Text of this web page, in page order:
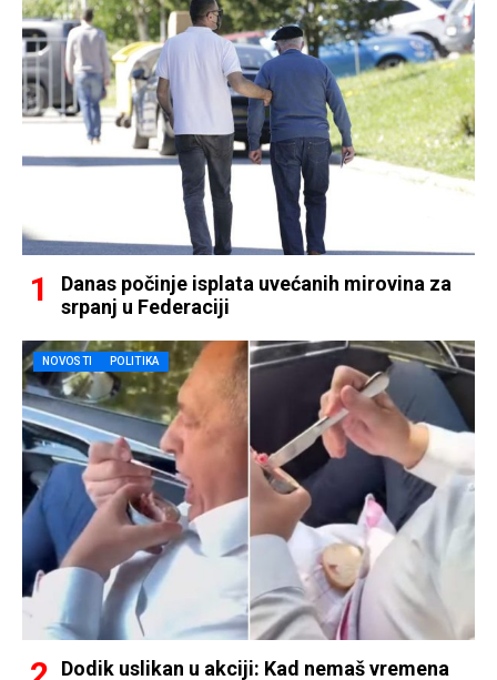
Danas počinje isplata uvećanih mirovina za
srpanj u Federaciji
NOVOSTI POLITIKA
Dodik uslikan u akciji: Kad nemaš vremena